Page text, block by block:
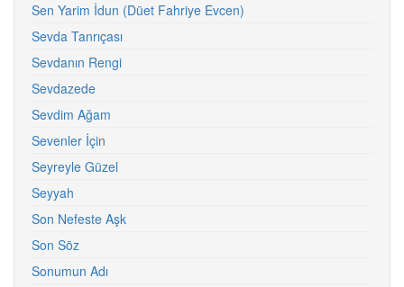
Sen Yarim İdun (Düet Fahriye Evcen)
Sevda Tanrıçası
Sevdanın Rengi
Sevdazede
Sevdim Ağam
Sevenler İçin
Seyreyle Güzel
Seyyah
Son Nefeste Aşk
Son Söz
Sonumun Adı